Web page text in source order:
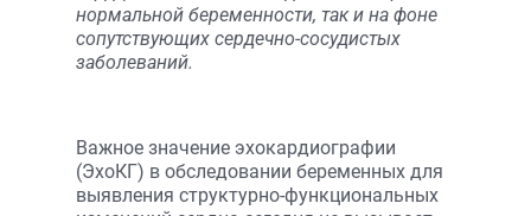
нормальной беременности, так и на фоне
сопутствующих сердечно-сосудистых
заболеваний.
Важное значение эхокардиографии
(ЭхоКГ) в обследовании беременных для
выявления структурно-функциональных